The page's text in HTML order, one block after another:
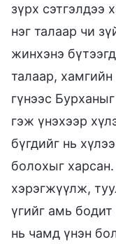
зүрх сэтгэлдээ
нэг талаар чи
жинхэнэ
талаар, хамгийн
гүнээс
гэж үнэхээр
бүгдийг нь
болохыг
хэрэгжүүлж,
үгийг амь
нь чамд үнэн